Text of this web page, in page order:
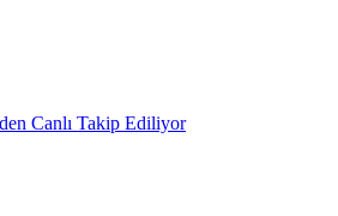
Canlı Takip Ediliyor